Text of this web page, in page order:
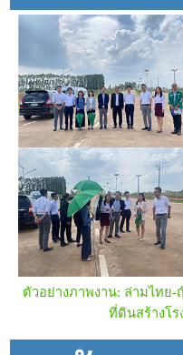
ตัวอย่างภาพงาน: ล่ามไทย-
ที่ดินสร้างโร